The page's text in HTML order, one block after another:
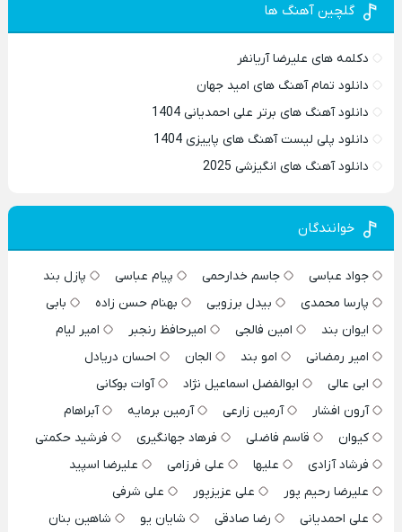
گلچین آهنگ ها
دکلمه های علیرضا آریانفر
دانلود تمام آهنگ های امید جهان
دانلود آهنگ های برتر علی احمدیانی 1404
دانلود پلی لیست آهنگ های پاییزی 1404
دانلود آهنگ های انگیزشی 2025
خوانندگان
جواد عباسی جاسم خدارحمی پیام عباسی
پازل بند
پارسا محمدی
بیدل برزویی بهنام حسن زاده
بابی
ایوان بند
امین فالجی امیرحافظ رنجبر
امیر لیام
امیر رمضانی
امو بند الجان
احسان دریادل
ابی عالی
ابوالفضل اسماعیل نژاد
آوات بوکانی
آرون افشار
آرمین زارعی آرمین برمایه
آبراهام
کیوان
قاسم فاضلی فرهاد جهانگیری
فرشید حکمتی
فرشاد آزادی
علیها علی فرزامی
علیرضا اسپید
علیرضا رحیم پور
علی عزیزپور
علی شرفی
علی احمدیانی
رضا صادقی شایان یو
شاهین بنان